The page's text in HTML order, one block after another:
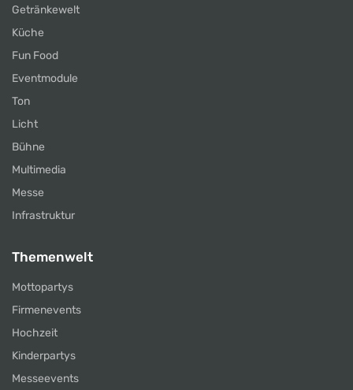
Getränkewelt
Küche
Fun Food
Eventmodule
Ton
Licht
Bühne
Multimedia
Messe
Infrastruktur
Themenwelt
Mottopartys
Firmenevents
Hochzeit
Kinderpartys
Messeevents